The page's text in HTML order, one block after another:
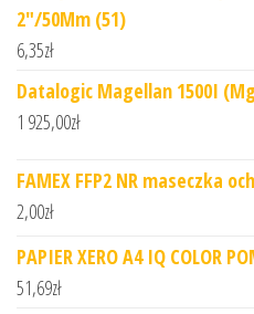
2"/50Mm (51)
6,35zł
Datalogic Magellan 1500I
1 925,00zł
FAMEX FFP2 NR maseczka
2,00zł
PAPIER XERO A4 IQ COLOR
51,69zł